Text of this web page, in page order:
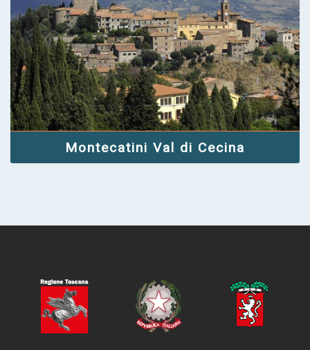
Montecatini Val di Cecina